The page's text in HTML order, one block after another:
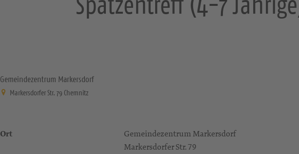
Gemeindezentrum Markersdorf
Markersdorfer Str. 79 Chemnitz
Ort
Gemeindezentrum Markersdorf
Markersdorfer Str. 79